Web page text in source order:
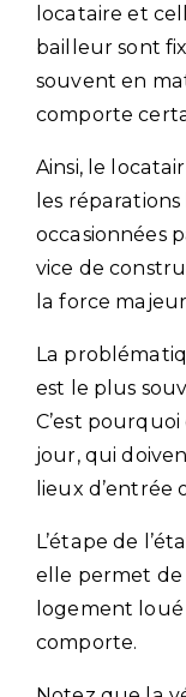
locataire et
bailleur sont
souvent en
comporte
Ainsi, le
les
occasionnées
vice de
la force
La
est le plus
C’est
jour, qui
lieux d’entrée
L’étape de
elle permet de
logement loué
comporte.